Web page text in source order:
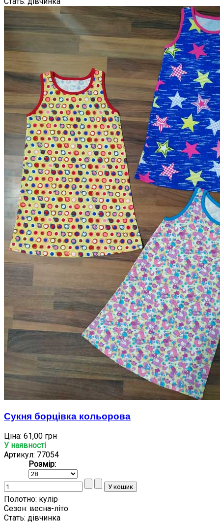
Сукня борцівка кольорова
Ціна: 61,00 грн
У наявності
Артикул: 77054
Розмір:
Полотно: кулір
Сезон: весна-літо
Стать: дівчинка